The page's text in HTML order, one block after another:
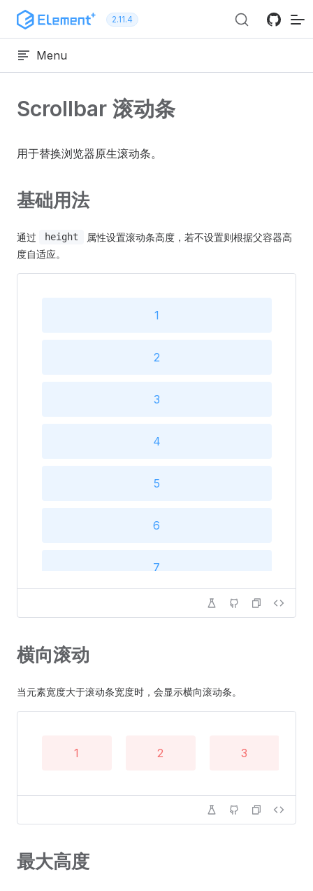
跳转到内容 2.11.4
Menu
Scrollbar 滚动条
用于替换浏览器原生滚动条。
基础用法
通过 height
属性设置滚动条高度，若不设置则根据父容器高
度自适应。
1
2
3
4
5
6
7
10
横向滚动
当元素宽度大于滚动条宽度时，会显示横向滚动条。
1 2 3
最大高度